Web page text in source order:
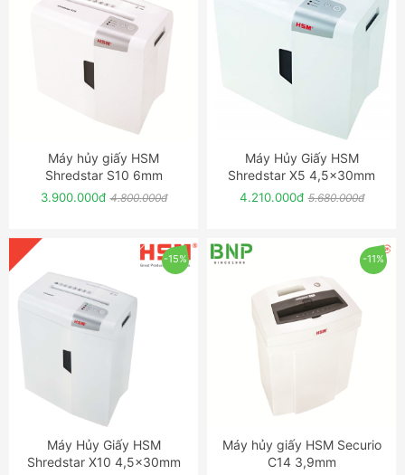
ĐẶT NGAY
Máy hủy giấy HSM
Shredstar S10 6mm
3.900.000đ 4.800.000đ
ĐẶT NGAY
Máy Hủy Giấy HSM
Shredstar X5 4,5x30mm
4.210.000đ 5.680.000đ
-15%
ĐẶT NGAY
Máy Hủy Giấy HSM
Shredstar X10 4,5x30mm
-11%
ĐẶT NGAY
Máy hủy giấy HSM Securio
C14 3,9mm